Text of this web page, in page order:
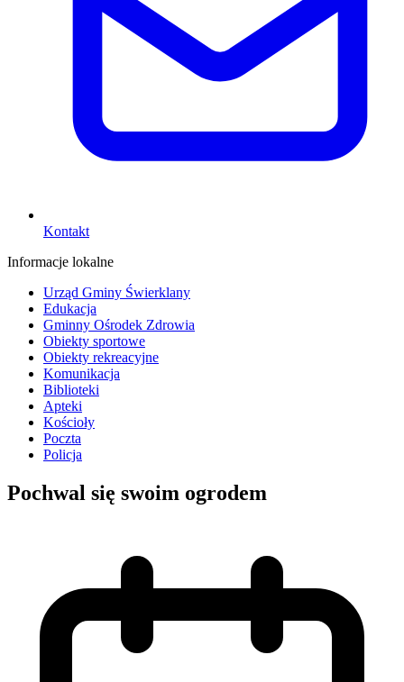
Kontakt
Informacje lokalne
Urząd Gminy Świerklany
Edukacja
Gminny Ośrodek Zdrowia
Obiekty sportowe
Obiekty rekreacyjne
Komunikacja
Biblioteki
Apteki
Kościoły
Poczta
Policja
Pochwal się swoim ogrodem